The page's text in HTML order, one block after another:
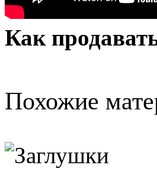
Как
Похожие